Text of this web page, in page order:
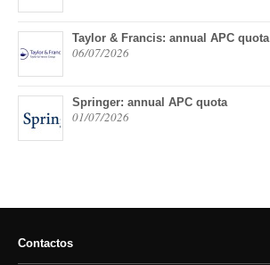
Taylor & Francis: annual APC quota
06/07/2026
Springer: annual APC quota
01/07/2026
Contactos